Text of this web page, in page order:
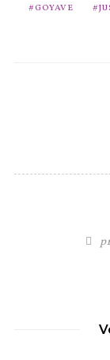
GOYAVE